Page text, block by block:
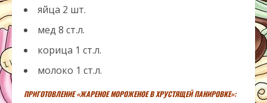
яйца 2 шт.
мед 8 ст.л.
корица 1 ст.л.
молоко 1 ст.л.
ПРИГОТОВЛЕНИЕ «ЖАРЕНОЕ МОРОЖЕНОЕ В ХРУСТЯЩЕЙ ПАНИРОВКЕ»: